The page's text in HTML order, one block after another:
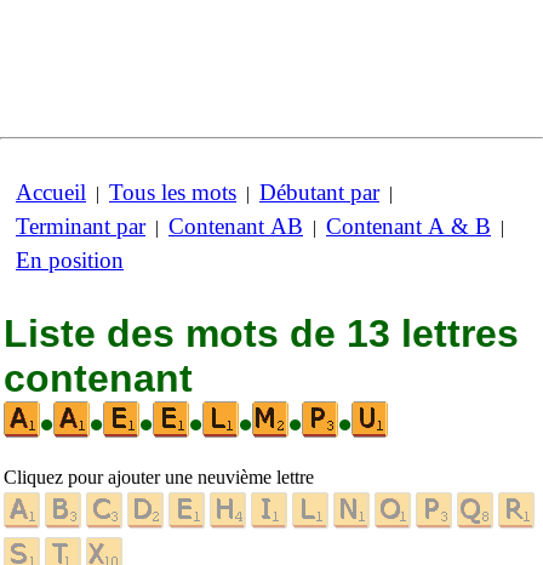
Accueil | Tous les mots | Débutant par|
Terminant par| Contenant AB | Contenant A & B |
En position
Liste des mots de 13 lettres
contenant
•
• • • • • •
Cliquez pour ajouter une neuvième lettre